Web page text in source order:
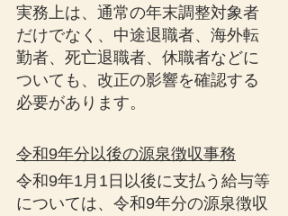
実務上は、通常の年末調整対象者
だけでなく、中途退職者、海外転
勤者、死亡退職者、休職者などに
ついても、改正の影響を確認する
必要があります。
令和9年分以後の源泉徴収事務
令和9年1月1日以後に支払う給与等
については、令和9年分の源泉徴収